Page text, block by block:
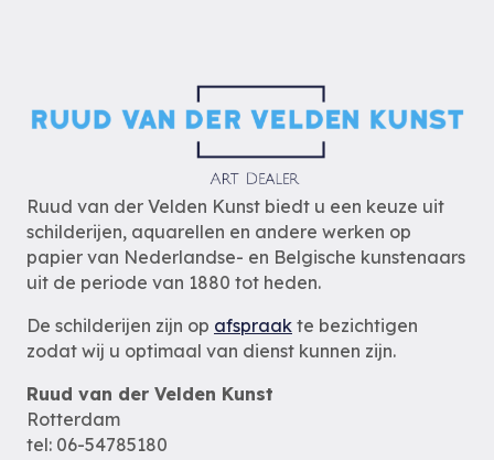
Ruud van der Velden Kunst biedt u een keuze uit
schilderijen, aquarellen en andere werken op
papier van Nederlandse- en Belgische kunstenaars
uit de periode van 1880 tot heden.
De schilderijen zijn op afspraak te bezichtigen
zodat wij u optimaal van dienst kunnen zijn.
Ruud van der Velden Kunst
Rotterdam
tel: 06-54785180